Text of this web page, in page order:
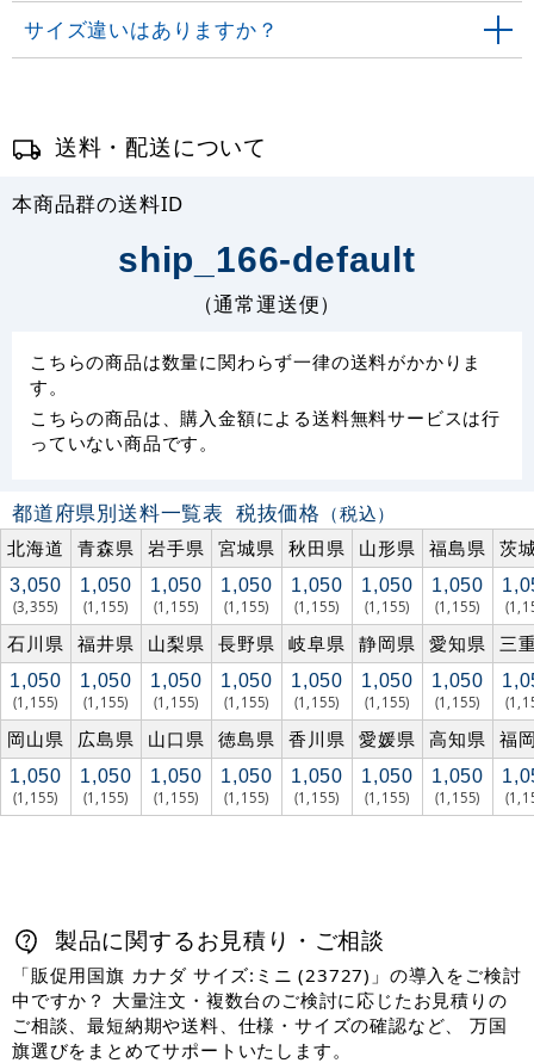
サイズ違いはありますか？
送料・配送について
本商品群の送料ID
ship_166-default
（通常運送便）
こちらの商品は数量に関わらず一律の送料がかかりま
す。
こちらの商品は、購入金額による送料無料サービスは行
っていない商品です。
都道府県別送料一覧表 税抜価格 （税込）
北海道
青森県 岩手県 宮城県 秋田県 山形県 福島県 茨
3,050
(3,355)
1,050
(1,155)
1,050
(1,155)
1,050
(1,155)
1,050
(1,155)
1,050
(1,155)
1,050
(1,155)
石川県 福井県 山梨県 長野県 岐阜県 静岡県 愛知県 三
1,050
(1,155)
1,050
(1,155)
1,050
(1,155)
1,050
(1,155)
1,050
(1,155)
1,050
(1,155)
1,050
(1,155)
岡山県 広島県 山口県 徳島県 香川県 愛媛県 高知県 福
1,050
(1,155)
1,050
(1,155)
1,050
(1,155)
1,050
(1,155)
1,050
(1,155)
1,050
(1,155)
1,050
(1,155)
製品に関するお見積り・ご相談
「販促用国旗 カナダ サイズ:ミニ (23727)」の導入をご検討
中ですか？ 大量注文・複数台のご検討に応じたお見積りの
ご相談、最短納期や送料、仕様・サイズの確認など、 万国
旗選びをまとめてサポートいたします。